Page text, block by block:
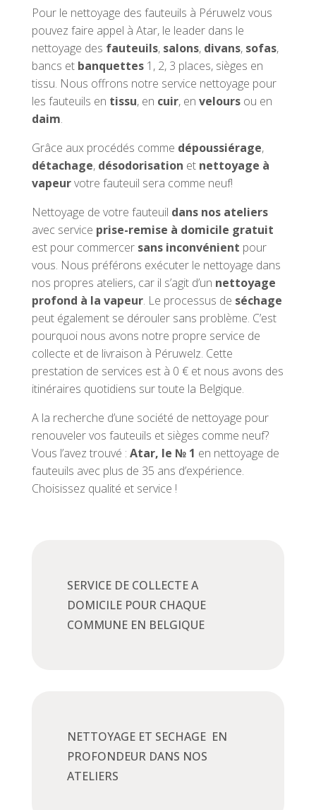
Pour le nettoyage des fauteuils à Péruwelz vous
pouvez faire appel à Atar, le leader dans le
nettoyage des fauteuils, salons, divans, sofas,
bancs et banquettes 1, 2, 3 places, sièges en
tissu. Nous offrons notre service nettoyage pour
les fauteuils en tissu, en cuir, en veloursou en
daim.
Grâce aux procédés comme dépoussiérage,
détachage, désodorisation et nettoyage à
vapeurvotre fauteuil sera comme neuf!
Nettoyage de votre fauteuil dans nos ateliers
avec service prise-remise à domicile gratuit
est pour commercer sans inconvénient pour
vous. Nous préférons exécuter le nettoyage dans
nos propres ateliers, car il s’agit d’un nettoyage
profond à la vapeur. Le processus de séchage
peut également se dérouler sans problème. C’est
pourquoi nous avons notre propre service de
collecte et de livraison à Péruwelz. Cette
prestation de services est à 0 € et nous avons des
itinéraires quotidiens sur toute la Belgique.
A la recherche d’une société de nettoyage pour
renouveler vos fauteuils et sièges comme neuf?
Vous l’avez trouvé : Atar, le № 1 en nettoyage de
fauteuils avec plus de 35 ans d’expérience.
Choisissez qualité et service !
SERVICE DE COLLECTE A
DOMICILE POUR CHAQUE
COMMUNE EN BELGIQUE
NETTOYAGE ET SECHAGE EN
PROFONDEUR DANS NOS
ATELIERS